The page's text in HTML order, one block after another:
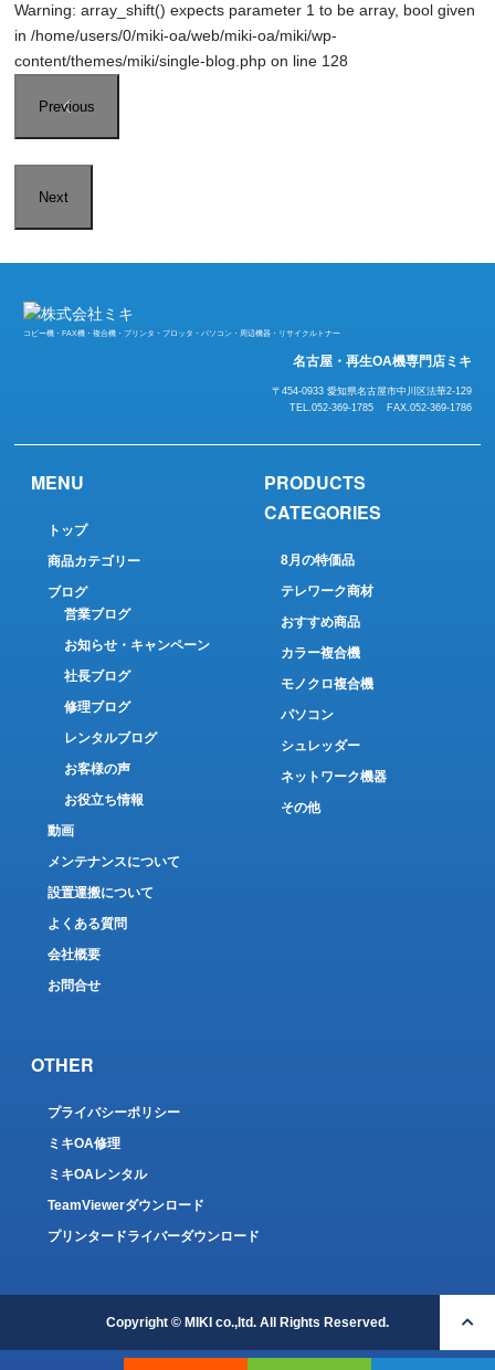
Warning: array_shift() expects parameter 1 to be array, bool given
in/home/users/0/miki-oa/web/miki-oa/miki/wp-
content/themes/miki/single-blog.php on line 128
Previous
Next
コピー機・FAX機・複合機・プリンタ・プロッタ・パソコン・周辺機器・リサイクルトナー
名古屋・再生OA機専門店ミキ
〒454-0933 愛知県名古屋市中川区法華2-129
TEL.052-369-1785 FAX.052-369-1786
MENU
トップ
商品カテゴリー
ブログ
営業ブログ
お知らせ・キャンペーン
社長ブログ
修理ブログ
レンタルブログ
お客様の声
お役立ち情報
動画
メンテナンスについて
設置運搬について
よくある質問
会社概要
お問合せ
PRODUCTS
CATEGORIES
8月の特価品
テレワーク商材
おすすめ商品
カラー複合機
モノクロ複合機
パソコン
シュレッダー
ネットワーク機器
その他
OTHER
プライバシーポリシー
ミキOA修理
ミキOAレンタル
TeamViewerダウンロード
プリンタードライバーダウンロード
Copyright © MIKI co.,ltd. All Rights Reserved.